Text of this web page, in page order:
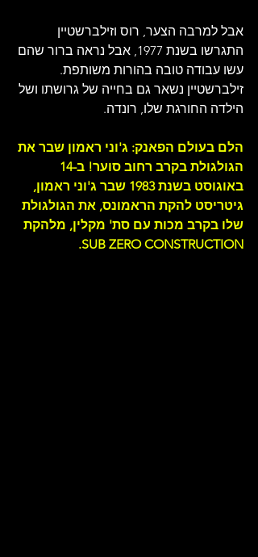
אבל למרבה הצער, רוס וזילברשטיין
התגרשו בשנת 1977, אבל נראה ברור שהם
עשו עבודה טובה בהורות משותפת.
זילברשטיין נשאר גם בחייה של גרושתו ושל
הילדה החורגת שלו, רונדה.
הלם בעולם הפאנק: ג'וני ראמון שבר את
הגולגולת בקרב רחוב סוער!
באוגוסט בשנת 1983 שבר ג'וני ראמון,
גיטריסט להקת הראמונס, את הגולגולת
שלו בקרב מכות עם סת' מקלין, מלהקת
SUB ZERO CONSTRUCTION.